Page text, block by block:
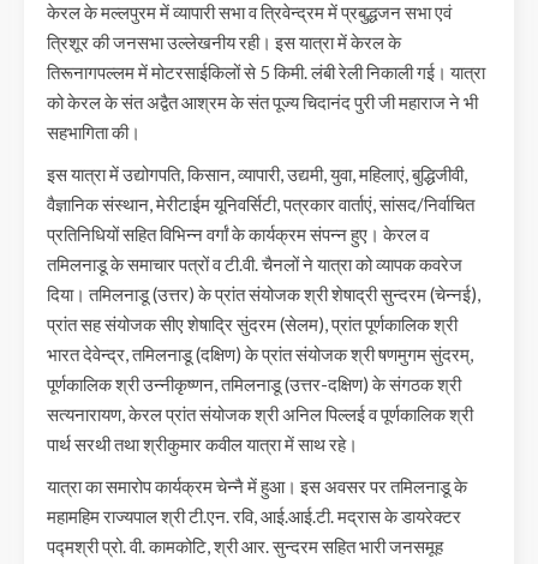
केरल के मल्लपुरम में व्यापारी सभा व त्रिवेन्द्रम में प्रबुद्धजन सभा एवं
त्रिशूर की जनसभा उल्लेखनीय रही। इस यात्रा में केरल के
तिरूनागपल्लम में मोटरसाईकिलों से 5 किमी. लंबी रेली निकाली गई। यात्रा
को केरल के संत अद्वैत आश्रम के संत पूज्य चिदानंद पुरी जी महाराज ने भी
सहभागिता की।
इस यात्रा में उद्योगपति, किसान, व्यापारी, उद्यमी, युवा, महिलाएं, बुद्धिजीवी,
वैज्ञानिक संस्थान, मेरीटाईम यूनिवर्सिटी, पत्रकार वार्ताएं, सांसद/निर्वाचित
प्रतिनिधियों सहित विभिन्न वर्गां के कार्यक्रम संपन्न हुए। केरल व
तमिलनाडू के समाचार पत्रों व टी.वी. चैनलों ने यात्रा को व्यापक कवरेज
दिया। तमिलनाडू (उत्तर) के प्रांत संयोजक श्री शेषाद्री सुन्दरम (चेन्नई),
प्रांत सह संयोजक सीए शेषाद्रि सुंदरम (सेलम), प्रांत पूर्णकालिक श्री
भारत देवेन्द्र, तमिलनाडू (दक्षिण) के प्रांत संयोजक श्री षणमुगम सुंदरम्,
पूर्णकालिक श्री उन्नीकृष्णन, तमिलनाडू (उत्तर-दक्षिण) के संगठक श्री
सत्यनारायण, केरल प्रांत संयोजक श्री अनिल पिल्लई व पूर्णकालिक श्री
पार्थ सरथी तथा श्रीकुमार कवील यात्रा में साथ रहे।
यात्रा का समारोप कार्यक्रम चेन्नै में हुआ। इस अवसर पर तमिलनाडू के
महामहिम राज्यपाल श्री टी.एन. रवि, आई.आई.टी. मद्रास के डायरेक्टर
पद्मश्री प्रो. वी. कामकोटि, श्री आर. सुन्दरम सहित भारी जनसमूह